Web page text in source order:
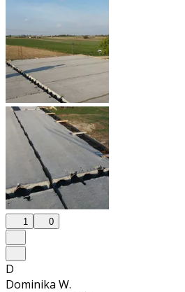
1 0
D
Dominika W.